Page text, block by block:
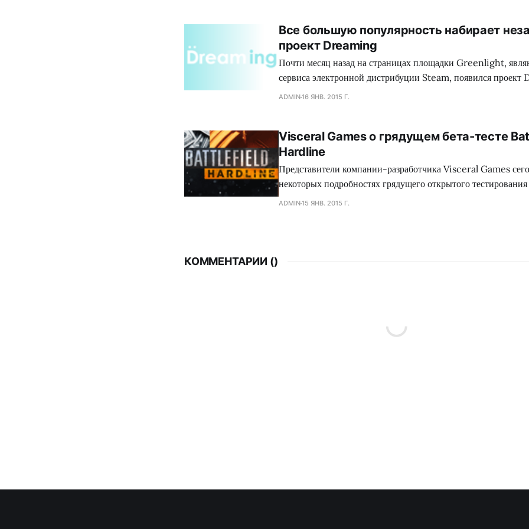
зеленного континента. Так сказать, под нож могло попасть
коллектива Dennaton
Все большую популярность набирает
проект Dreaming
Почти месяц назад на страницах площадки Greenlight,
сервиса электронной дистрибуции Steam, появился
обладающий необыкновенным сеттингом, а также
головоломку с экшеном Mirror`s Edge, хотя сами
ADMIN16 ЯНВ. 2015 Г.
Visceral Games о грядущем бета-тесте
Hardline
Представители компании-разработчика Visceral Games
некоторых подробностях грядущего открытого
сетевого шутера Battlefield: Hardline, а также поделились
ADMIN15 ЯНВ. 2015 Г.
КОММЕНТАРИИ ()